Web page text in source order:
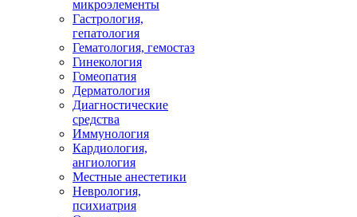
микроэлементы
Гастрология,
гепатология
Гематология, гемостаз
Гинекология
Гомеопатия
Дерматология
Диагностические
средства
Иммунология
Кардиология,
ангиология
Местные анестетики
Неврология,
психиатрия